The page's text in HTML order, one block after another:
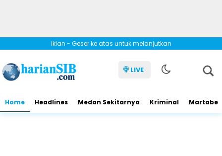
Iklan - Geser ke atas untuk melanjutkan
LIVE
Home Headlines Medan Sekitarnya Kriminal Martabe